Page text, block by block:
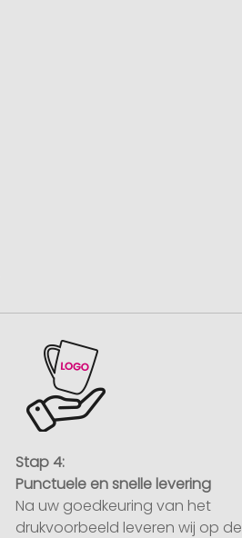
Stap 4:
Punctuele en snelle levering
Na uw goedkeuring van het
drukvoorbeeld leveren wij op de